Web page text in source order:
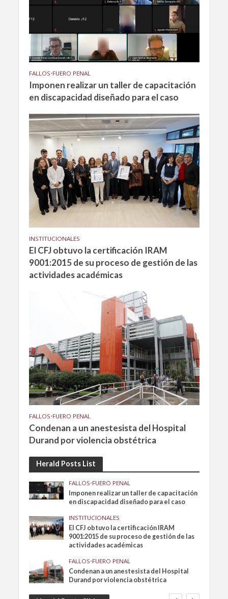
FALLOS•FUERO PENAL
Imponen realizar un taller de capacitación
en discapacidad diseñado para el caso
INSTITUCIONALES
El CFJ obtuvo la certificación IRAM
9001:2015 de su proceso de gestión de las
actividades académicas
FALLOS•FUERO PENAL
Condenan a un anestesista del Hospital
Durand por violencia obstétrica
Herald Posts List
FALLOS•FUERO PENAL
Imponen realizar un taller de capacitación
en discapacidad diseñado para el caso
INSTITUCIONALES
El CFJ obtuvo la certificación IRAM
9001:2015 de su proceso de gestión de las
actividades académicas
FALLOS•FUERO PENAL
Condenan a un anestesista del Hospital
Durand por violencia obstétrica